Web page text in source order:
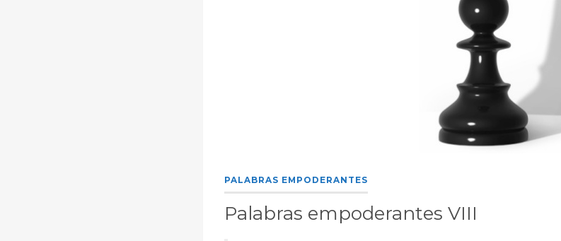
PALABRAS EMPODERANTES
Palabras empoderantes VIII